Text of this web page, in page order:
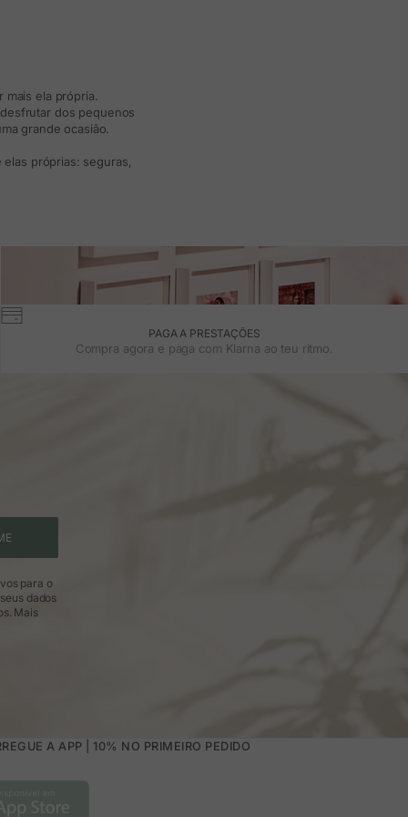
ela própria.
dos pequenos
grande ocasião.
próprias: seguras,
PAGA A PRESTAÇÕES
Compra agora e paga com Klarna ao teu ritmo.
para o
dados
Mais
A APP | 10% NO PRIMEIRO PEDIDO